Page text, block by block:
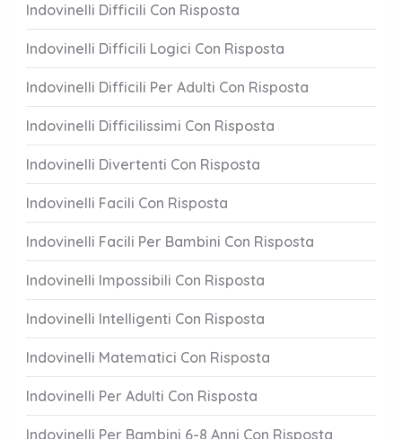
Indovinelli Difficili Con Risposta
Indovinelli Difficili Logici Con Risposta
Indovinelli Difficili Per Adulti Con Risposta
Indovinelli Difficilissimi Con Risposta
Indovinelli Divertenti Con Risposta
Indovinelli Facili Con Risposta
Indovinelli Facili Per Bambini Con Risposta
Indovinelli Impossibili Con Risposta
Indovinelli Intelligenti Con Risposta
Indovinelli Matematici Con Risposta
Indovinelli Per Adulti Con Risposta
Indovinelli Per Bambini 6-8 Anni Con Risposta